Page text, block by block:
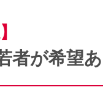
が希望